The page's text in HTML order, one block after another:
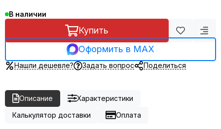
В наличии
Купить
Оформить в MAX
Нашли дешевле? Задать вопрос Поделиться
Описание
Характеристики
Калькулятор доставки
Оплата